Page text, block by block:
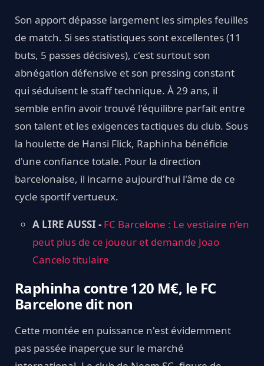
Son apport dépasse largement les simples feuilles
de match. Si ses statistiques sont excellentes (11
buts, 5 passes décisives), c'est surtout son
abnégation défensive et son pressing constant
qui séduisent le staff technique. À 29 ans, il
semble enfin avoir trouvé l'équilibre parfait entre
son talent et les exigences tactiques du club. Sous
la houlette de Hansi Flick, Raphinha bénéficie
d'une confiance totale. Pour la direction
barcelonaise, il incarne aujourd'hui l'âme de ce
cycle sportif vertueux.
A LIRE AUSSI - FC Barcelone : Le vestiaire n’en
peut plus de ce joueur et demande Joao
Cancelo titulaire
Raphinha contre 120 M€, le FC
Barcelone dit non
Cette montée en puissance n'est évidemment
pas passée inaperçue sur le marché